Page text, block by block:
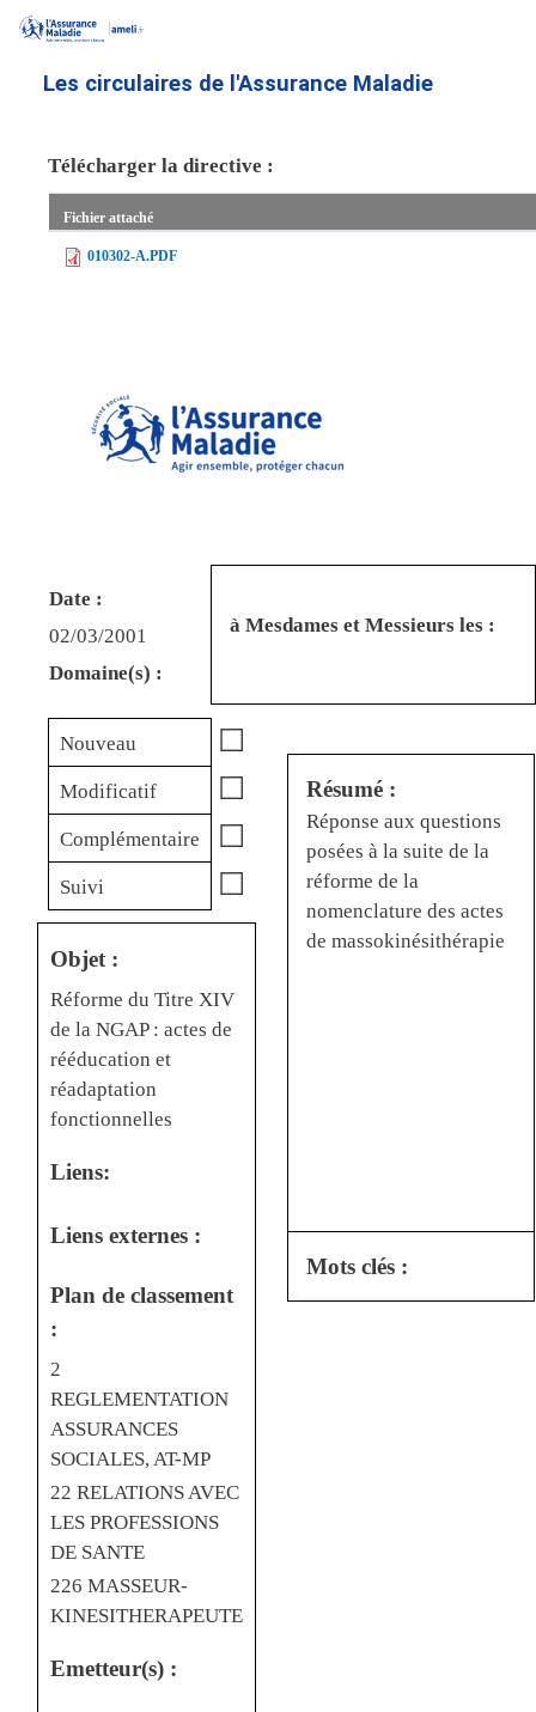
contenu
Les circulaires de l'Assurance Maladie
Télécharger la directive :
Fichier attaché
010302-A.PDF
Date :
02/03/2001
Domaine(s) :
à Mesdames et Messieurs les :
Nouveau ☐
Modificatif ☐
Complémentaire ☐
Suivi ☐
Objet :
Réforme du Titre XIV
de la NGAP : actes de
rééducation et
réadaptation
fonctionnelles
Liens:
Liens externes :
Plan de classement
:
2
REGLEMENTATION
ASSURANCES
SOCIALES, AT-MP
22 RELATIONS AVEC
LES PROFESSIONS
DE SANTE
226 MASSEUR-
KINESITHERAPEUTE
Emetteur(s) :
Résumé :
Réponse aux questions
posées à la suite de la
réforme de la
nomenclature des actes
de massokinésithérapie
Mots clés :